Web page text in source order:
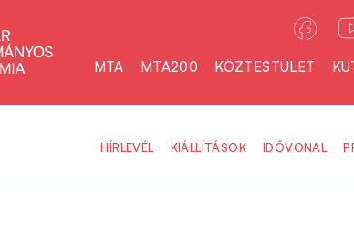
MTA MTA200 KÖZTESTÜLET
HÍRLEVÉL KIÁLLÍTÁSOK IDŐVONAL